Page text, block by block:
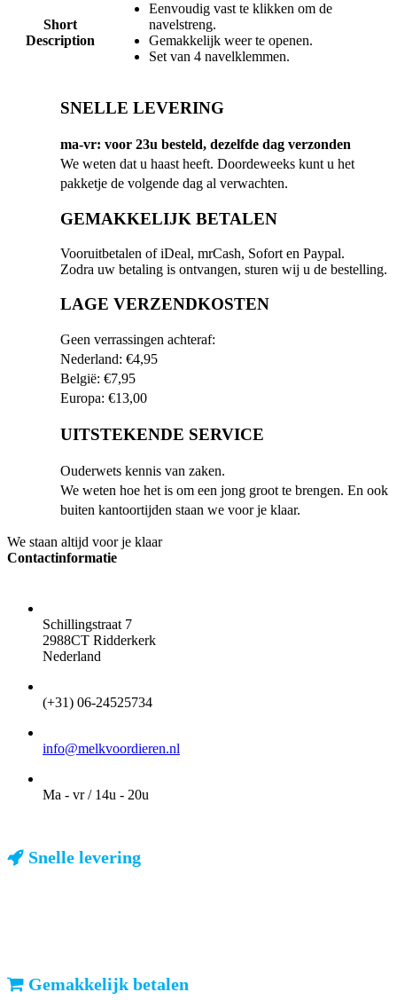
Short
Description
Eenvoudig vast te klikken om de
navelstreng.
Gemakkelijk weer te openen.
Set van 4 navelklemmen.
SNELLE LEVERING
ma-vr: voor 23u besteld, dezelfde dag verzonden
We weten dat u haast heeft. Doordeweeks kunt u het
pakketje de volgende dag al verwachten.
GEMAKKELIJK BETALEN
Vooruitbetalen of iDeal, mrCash, Sofort en Paypal.
Zodra uw betaling is ontvangen, sturen wij u de bestelling.
LAGE VERZENDKOSTEN
Geen verrassingen achteraf:
Nederland: €4,95
België: €7,95
Europa: €13,00
UITSTEKENDE SERVICE
Ouderwets kennis van zaken.
We weten hoe het is om een jong groot te brengen. En ook
buiten kantoortijden staan we voor je klaar.
We staan altijd voor je klaar
Contactinformatie
Schillingstraat 7
2988CT Ridderkerk
Nederland
(+31) 06-24525734
info@melkvoordieren.nl
Ma - vr / 14u - 20u
Snelle levering
Gemakkelijk betalen